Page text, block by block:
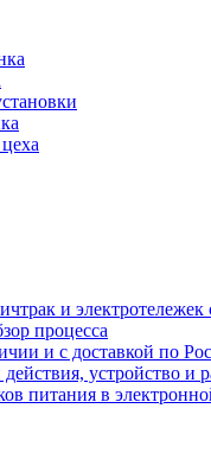
и
процесса
и с доставкой по
устройство и
питания в